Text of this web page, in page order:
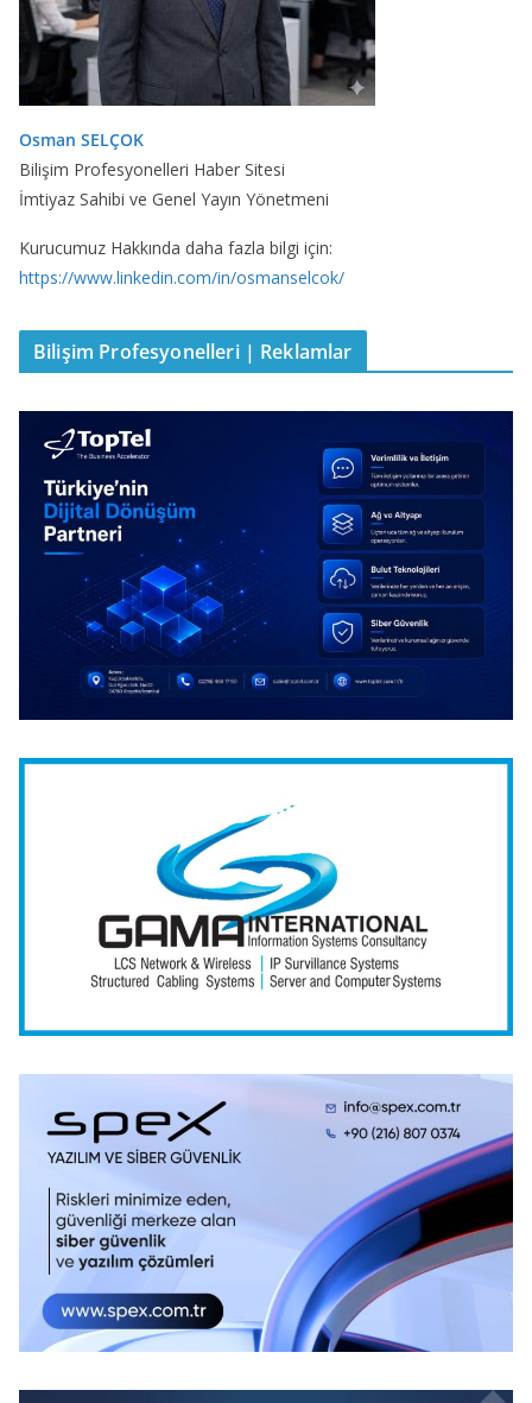
Osman SELÇOK
Bilişim Profesyonelleri Haber Sitesi
İmtiyaz Sahibi ve Genel Yayın Yönetmeni
Kurucumuz Hakkında daha fazla bilgi için:
https://www.linkedin.com/in/osmanselcok/
Bilişim Profesyonelleri | Reklamlar